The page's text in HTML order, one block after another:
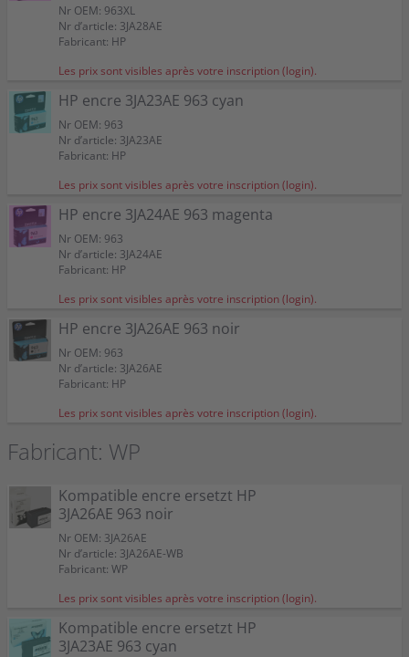
Nr OEM: 963XL
Nr d’article: 3JA28AE
Fabricant: HP
Les prix sont visibles après votre inscription (login).
HP encre 3JA23AE 963 cyan
Nr OEM: 963
Nr d’article: 3JA23AE
Fabricant: HP
Les prix sont visibles après votre inscription (login).
HP encre 3JA24AE 963 magenta
Nr OEM: 963
Nr d’article: 3JA24AE
Fabricant: HP
Les prix sont visibles après votre inscription (login).
HP encre 3JA26AE 963 noir
Nr OEM: 963
Nr d’article: 3JA26AE
Fabricant: HP
Les prix sont visibles après votre inscription (login).
Fabricant: WP
Kompatible encre ersetzt HP
3JA26AE 963 noir
Nr OEM: 3JA26AE
Nr d’article: 3JA26AE-WB
Fabricant: WP
Les prix sont visibles après votre inscription (login).
Kompatible encre ersetzt HP
3JA23AE 963 cyan